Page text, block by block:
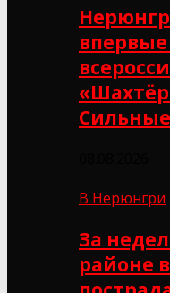
В Нерюнгри
За
районе